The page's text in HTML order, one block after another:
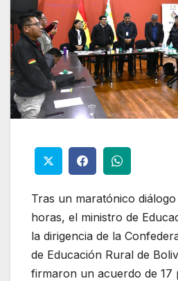
Tras un maratónico diálogo
horas, el ministro de
la dirigencia de la
de Educación Rural de
firmaron un acuerdo de 17